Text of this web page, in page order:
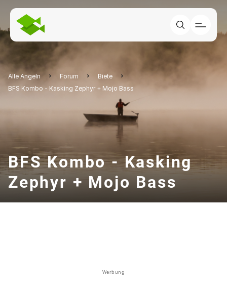
Alle Angeln Forum
Biete
BFS Kombo - Kasking Zephyr + Mojo Bass
BFS Kombo - Kasking
Zephyr + Mojo Bass
Werbung